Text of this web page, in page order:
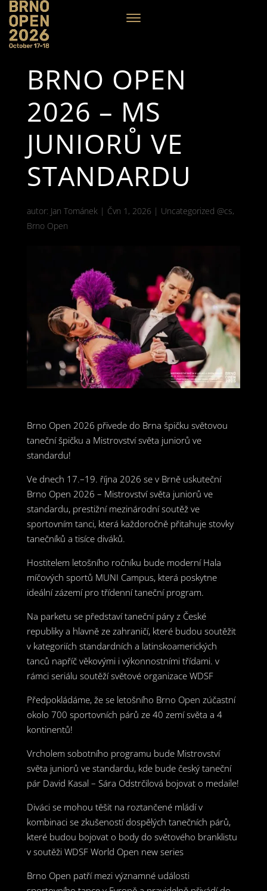
BRNO OPEN
2026 – MS
JUNIORŮ VE
STANDARDU
autor: Jan Tománek| Čvn 1, 2026 | Uncategorized @cs,
Brno Open
Brno Open 2026 přivede do Brna špičku světovou
taneční špičku a Mistrovství světa juniorů ve
standardu!
Ve dnech 17.–19. října 2026 se v Brně uskuteční
Brno Open 2026 – Mistrovství světa juniorů ve
standardu, prestižní mezinárodní soutěž ve
sportovním tanci, která každoročně přitahuje stovky
tanečníků a tisíce diváků.
Hostitelem letošního ročníku bude moderní Hala
míčových sportů MUNI Campus, která poskytne
ideální zázemí pro třídenní taneční program.
Na parketu se představí taneční páry z České
republiky a hlavně ze zahraničí, které budou soutěžit
v kategoriích standardních a latinskoamerických
tanců napříč věkovými i výkonnostními třídami. v
rámci seriálu soutěží světové organizace WDSF
Předpokládáme, že se letošního Brno Open zúčastní
okolo 700 sportovních párů ze 40 zemí světa a 4
kontinentů!
Vrcholem sobotního programu bude Mistrovství
světa juniorů ve standardu, kde bude český taneční
pár David Kasal – Sára Odstrčilová bojovat o medaile!
Diváci se mohou těšit na roztančené mládí v
kombinaci se zkušeností dospělých tanečních párů,
které budou bojovat o body do světového branklistu
v soutěži WDSF World Open new series
Brno Open patří mezi významné události